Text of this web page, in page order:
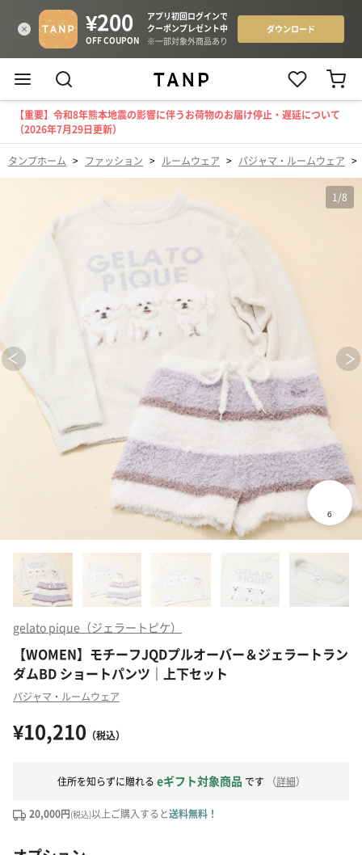
【重要】令和8年熊本地震の影響に伴うお荷物のお届け停止・遅延について
（2026年7月29日更新）
タンプホーム > ファッション > ルームウェア > パジャマ・ルームウェア >
1 /8
gelato pique（ジェラートピケ）
【WOMEN】モチーフJQDプルオーバー＆ジェラートラン
ダムBD ショートパンツ｜上下セット
パジャマ・ルームウェア
¥10,210 （税込）
住所を知らずに贈れる eギフト対象商品 です （詳細）
20,000円(税込)以上ご購入すると送料無料！